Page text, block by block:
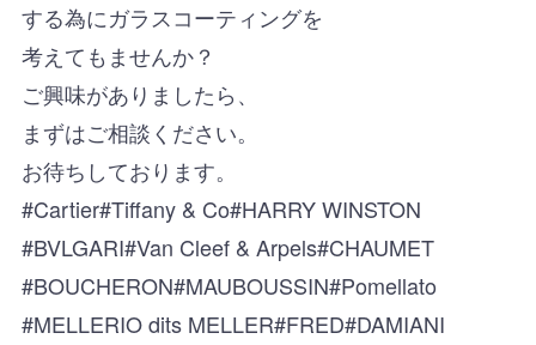
する為にガラスコーティングを
考えてもませんか？
ご興味がありましたら、
まずはご相談ください。
お待ちしております。
#Cartier#Tiffany & Co#HARRY WINSTON
#BVLGARI#Van Cleef & Arpels#CHAUMET
#BOUCHERON#MAUBOUSSIN#Pomellato
#MELLERIO dits MELLER#FRED#DAMIANI